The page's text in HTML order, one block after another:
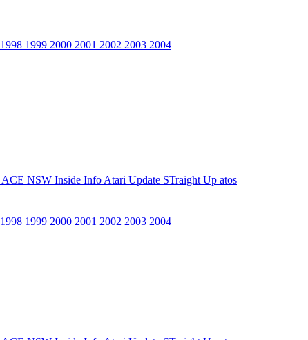
1998 1999 2000 2001 2002 2003 2004
ACE NSW Inside Info Atari Update STraight Up atos
1998 1999 2000 2001 2002 2003 2004